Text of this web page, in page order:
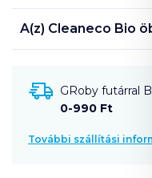
A(z) Cleaneco Bio
GRoby futárral
0-990 Ft
További szállítási